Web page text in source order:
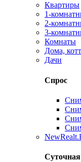
Квартиры
1-
2-
3-
Комнаты
Дома,
Дачи
Спрос
New
Суточная